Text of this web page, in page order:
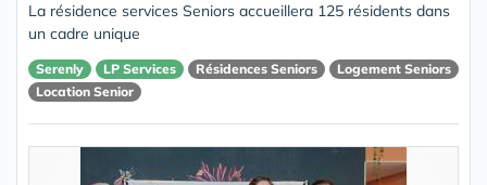
La résidence services Seniors accueillera 125 résidents dans
un cadre unique
Serenly LP Services Résidences Seniors
Logement Seniors
Location Senior